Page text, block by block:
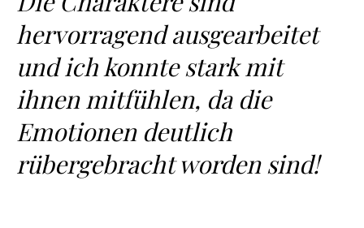
hervorragend ausgearbeitet
und ich konnte stark mit
ihnen mitfühlen, da die
Emotionen deutlich
rübergebracht worden sind!